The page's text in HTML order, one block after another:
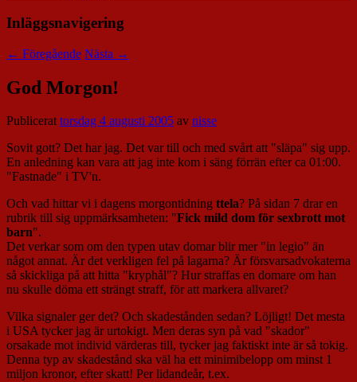
Inläggsnavigering
← Föregående Nästa →
God Morgon!
Publicerattorsdag 4 augusti 2005 av nisse
Sovit gott? Det har jag. Det var till och med svårt att "släpa" sig upp.
En anledning kan vara att jag inte kom i säng förrän efter ca 01:00.
"Fastnade" i TV'n.
Och vad hittar vi i dagens morgontidning ttela? På sidan 7 drar en
rubrik till sig uppmärksamheten: "Fick mild dom för sexbrott mot
barn".
Det verkar som om den typen utav domar blir mer "in legio" än
något annat. Är det verkligen fel på lagarna? Är försvarsadvokaterna
så skickliga på att hitta "kryphål"? Hur straffas en domare om han
nu skulle döma ett strängt straff, för att markera allvaret?
Vilka signaler ger det? Och skadestånden sedan? Löjligt! Det mesta
i USA tycker jag är urtokigt. Men deras syn på vad "skador"
orsakade mot individ värderas till, tycker jag faktiskt inte är så tokig.
Denna typ av skadestånd ska väl ha ett minimibelopp om minst 1
miljon kronor, efter skatt! Per lidandeår, t.ex.